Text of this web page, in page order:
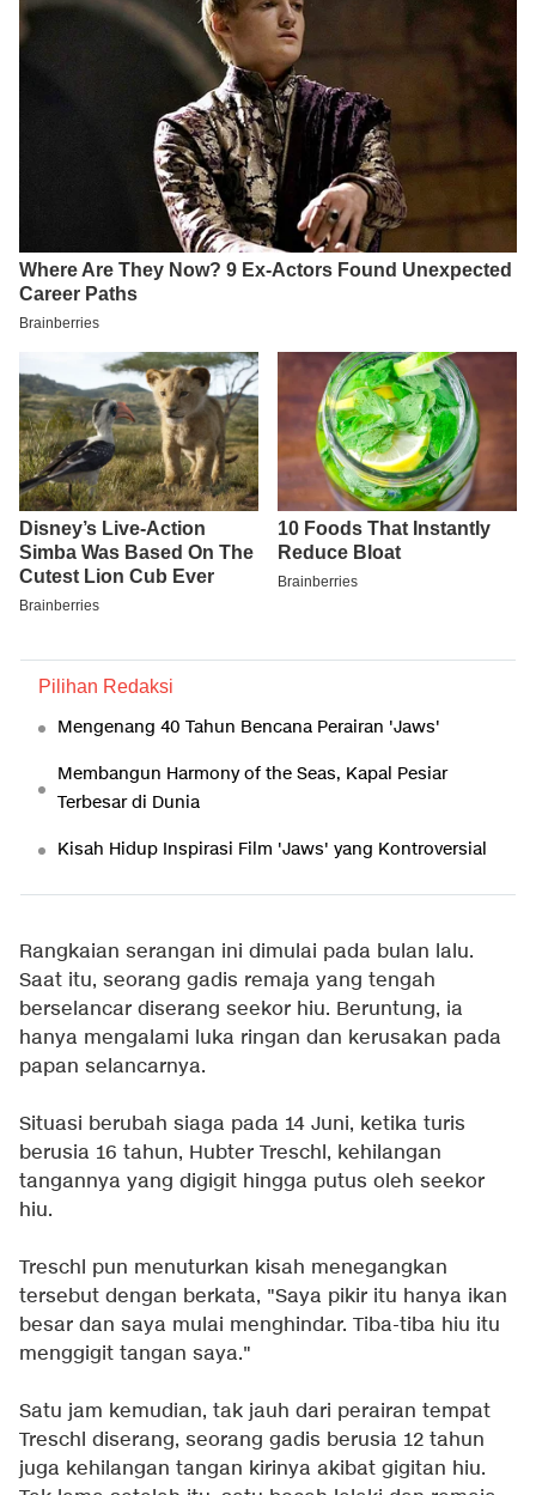
Pilihan Redaksi
Mengenang 40 Tahun Bencana Perairan 'Jaws'
Membangun Harmony of the Seas, Kapal Pesiar
Terbesar di Dunia
Kisah Hidup Inspirasi Film 'Jaws' yang Kontroversial
Rangkaian serangan ini dimulai pada bulan lalu.
Saat itu, seorang gadis remaja yang tengah
berselancar diserang seekor hiu. Beruntung, ia
hanya mengalami luka ringan dan kerusakan pada
papan selancarnya.
Situasi berubah siaga pada 14 Juni, ketika turis
berusia 16 tahun, Hubter Treschl, kehilangan
tangannya yang digigit hingga putus oleh seekor
hiu.
Treschl pun menuturkan kisah menegangkan
tersebut dengan berkata, "Saya pikir itu hanya ikan
besar dan saya mulai menghindar. Tiba-tiba hiu itu
menggigit tangan saya."
Satu jam kemudian, tak jauh dari perairan tempat
Treschl diserang, seorang gadis berusia 12 tahun
juga kehilangan tangan kirinya akibat gigitan hiu.